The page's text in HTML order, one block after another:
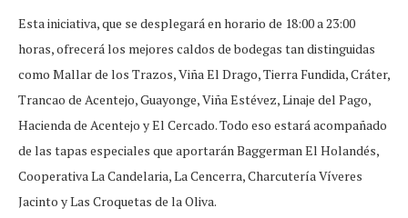
Esta iniciativa, que se desplegará en horario de 18:00 a 23:00
horas, ofrecerá los mejores caldos de bodegas tan distinguidas
como Mallar de los Trazos, Viña El Drago, Tierra Fundida, Cráter,
Trancao de Acentejo, Guayonge, Viña Estévez, Linaje del Pago,
Hacienda de Acentejo y El Cercado. Todo eso estará acompañado
de las tapas especiales que aportarán Baggerman El Holandés,
Cooperativa La Candelaria, La Cencerra, Charcutería Víveres
Jacinto y Las Croquetas de la Oliva.